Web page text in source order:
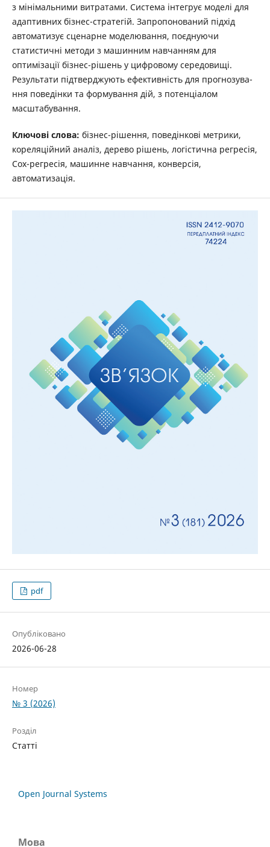
з мінімальними витратами. Система інтегрує моделі для
адаптивних бізнес-стратегій. Запропонований підхід
автоматизує сценарне моделювання, поєднуючи
статистичні методи з машинним навчанням для
оптимізації бізнес-рішень у цифровому середовищі.
Результати підтверджують ефективність для прогнозува-
ння поведінки та формування дій, з потенціалом
масштабування.
Ключові слова: бізнес-рішення, поведінкові метрики,
кореляційний аналіз, дерево рішень, логістична регресія,
Сox-регресія, машинне навчання, конверсія,
автоматизація.
pdf
Опубліковано
2026-06-28
Номер
№ 3 (2026)
Розділ
Статті
Open Journal Systems
Мова